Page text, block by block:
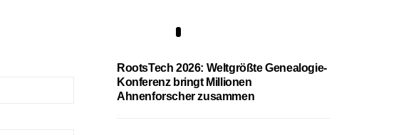
RootsTech 2026: Weltgrößte Genealogie-
Konferenz bringt Millionen
Ahnenforscher zusammen